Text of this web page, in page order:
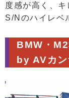
度感が高く、
S/Nのハイレベ
BMW・
by AVカ